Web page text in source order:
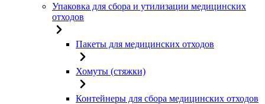
Упаковка для сбора и утилизации медицинских
отходов
Пакеты для медицинских отходов
Хомуты (стяжки)
Контейнеры для сбора медицинских отходов